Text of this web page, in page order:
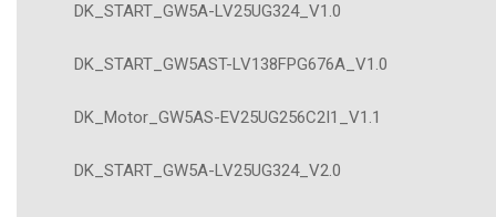
DK_START_GW5A-LV25UG324_V1.0
DK_START_GW5AST-LV138FPG676A_V1.0
DK_Motor_GW5AS-EV25UG256C2I1_V1.1
DK_START_GW5A-LV25UG324_V2.0